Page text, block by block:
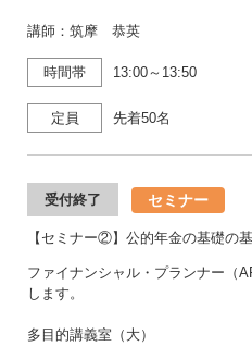
講師：筑摩 恭英
時間帯 13:00～13:50
定員 先着50名
受付終了 セミナー
【セミナー②】公的年金の基礎の
ファイナンシャル・プランナー（
します。
多目的講義室（大）